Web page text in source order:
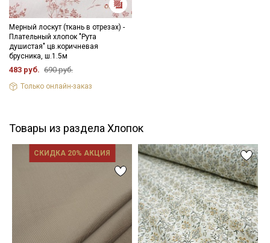
Мерный лоскут (ткань в отрезах) -
Плательный хлопок "Рута
душистая" цв.коричневая
брусника, ш.1.5м
483 руб. 690 руб.
Только онлайн-заказ
Товары из раздела Хлопок
СКИДКА 20% АКЦИЯ